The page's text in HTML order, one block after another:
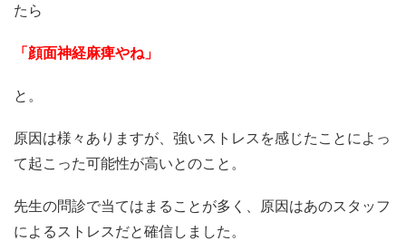
たら
「顔面神経麻痺やね」
と。
原因は様々ありますが、強いストレスを感じたことによっ
て起こった可能性が高いとのこと。
先生の問診で当てはまることが多く、原因はあのスタッフ
によるストレスだと確信しました。